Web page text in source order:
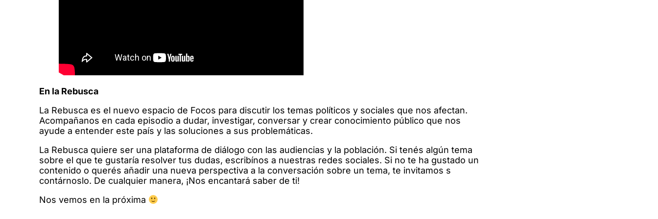
En la Rebusca
La Rebusca es el nuevo espacio de Focos para discutir los temas políticos y sociales que nos afectan.
Acompañanos en cada episodio a dudar, investigar, conversar y crear conocimiento público que nos
ayude a entender este país y las soluciones a sus problemáticas.
La Rebusca quiere ser una plataforma de diálogo con las audiencias y la población. Si tenés algún tema
sobre el que te gustaría resolver tus dudas, escribínos a nuestras redes sociales. Si no te ha gustado un
contenido o querés añadir una nueva perspectiva a la conversación sobre un tema, te invitamos s
contárnoslo. De cualquier manera, ¡Nos encantará saber de ti!
Nos vemos en la próxima